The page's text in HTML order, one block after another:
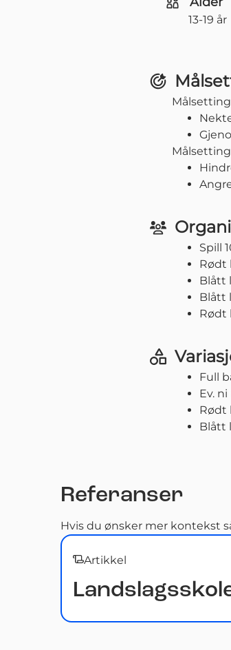
13-19 år
Spill
Rødt
Blått
Blått
Rødt
Full
Ev.
Rødt
Blått
Referanser
Hvis du ønsker mer kontekst
Artikkel